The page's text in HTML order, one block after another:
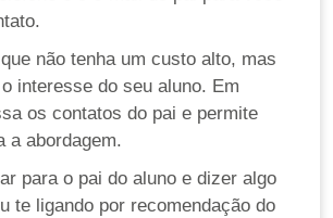
não tenha um custo alto, mas
interesse do seu aluno. Em
os contatos do pai e permite
a abordagem.
para o pai do aluno e dizer algo
te ligando por recomendação do